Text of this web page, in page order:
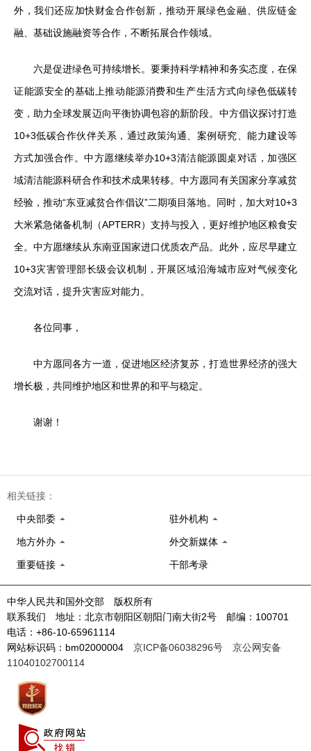
外，我们还应加快财金合作创新，推动开展绿色金融、供应链金
融、基础设施融资等合作，不断拓展合作领域。
六是促进绿色可持续增长。要秉持科学精神和务实态度，在保
证能源安全的基础上推动能源消费和生产生活方式向绿色低碳转
变，助力全球发展迈向平衡协调包容的新阶段。中方倡议探讨打造
10+3低碳合作伙伴关系，通过政策沟通、案例研究、能力建设等
方式加强合作。中方愿继续举办10+3清洁能源圆桌对话，加强区
域清洁能源科研合作和技术成果转移。中方愿同有关国家分享减贫
经验，推动“东亚减贫合作倡议”二期项目落地。同时，加大对10+3
大米紧急储备机制（APTERR）支持与投入，更好维护地区粮食安
全。中方愿继续从东南亚国家进口优质农产品。此外，应尽早建立
10+3灾害管理部长级会议机制，开展区域沿海城市应对气候变化
交流对话，提升灾害应对能力。
各位同事，
中方愿同各方一道，促进地区经济复苏，打造世界经济的强大
增长极，共同维护地区和世界的和平与稳定。
谢谢！
相关链接：
中央部委 驻外机构
地方外办 外交新媒体
重要链接 干部考录
中华人民共和国外交部 版权所有
联系我们 地址：北京市朝阳区朝阳门南大街2号 邮编：100701
电话：+86-10-65961114
网站标识码：bm02000004 京ICP备06038296号
京公网安备
11040102700114